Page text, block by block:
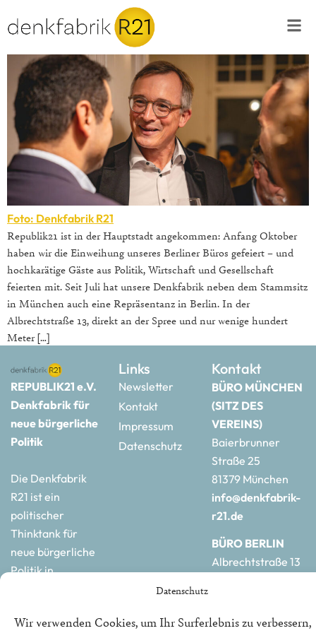
Datenschutz
Wir verwenden Cookies, um Ihr Surferlebnis zu verbessern,
Foto: Denkfabrik R21
Republik21 ist in der Hauptstadt angekommen: Anfang Oktober
haben wir die Einweihung unseres Berliner Büros gefeiert – und
hochkarätige Gäste aus Politik, Wirtschaft und Gesellschaft
feierten mit. Seit Juli hat unsere Denkfabrik neben dem Stammsitz
in München auch eine Repräsentanz in Berlin. In der
Albrechtstraße 13, direkt an der Spree und nur wenige hundert
Meter […]
REPUBLIK21 e.V.
Denkfabrik für
neue bürgerliche
Politik
Die Denkfabrik
R21 ist ein
politischer
Thinktank für
neue bürgerliche
Politik in
Links
Newsletter
Kontakt
Impressum
Datenschutz
Kontakt
BÜRO MÜNCHEN
(SITZ DES
VEREINS)
Baierbrunner
Straße 25
81379 München
info@denkfabrik-
r21.de
BÜRO BERLIN
Albrechtstraße 13
r21.de